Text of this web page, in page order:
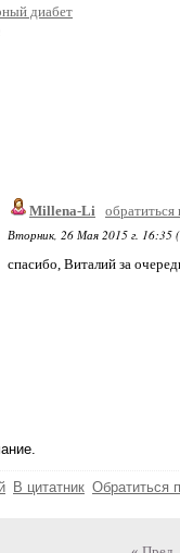
диабет
Millena-Li
Вторник, 26 Мая 2015 г. 16:35 (
спасибо, Виталий за
В цитатник Обратиться